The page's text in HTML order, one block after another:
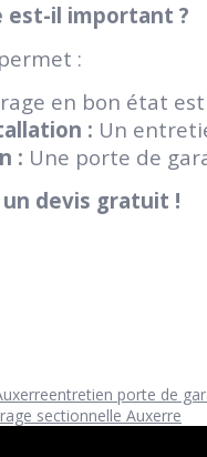
est-il important ?
:
en bon état
: Un
: Une porte de
devis gratuit !
entretien porte de
sectionnelle Auxerre